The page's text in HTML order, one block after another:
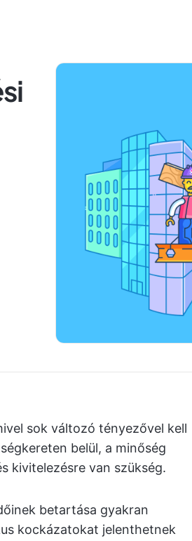
sok változó tényezővel kell
belül, a minőség
kivitelezésre van szükség.
betartása gyakran
kockázatokat jelenthetnek